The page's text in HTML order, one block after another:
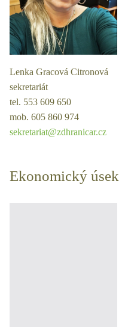
Lenka Gracová Citronová
sekretariát
tel. 553 609 650
mob. 605 860 974
sekretariat@zdhranicar.cz
Ekonomický úsek